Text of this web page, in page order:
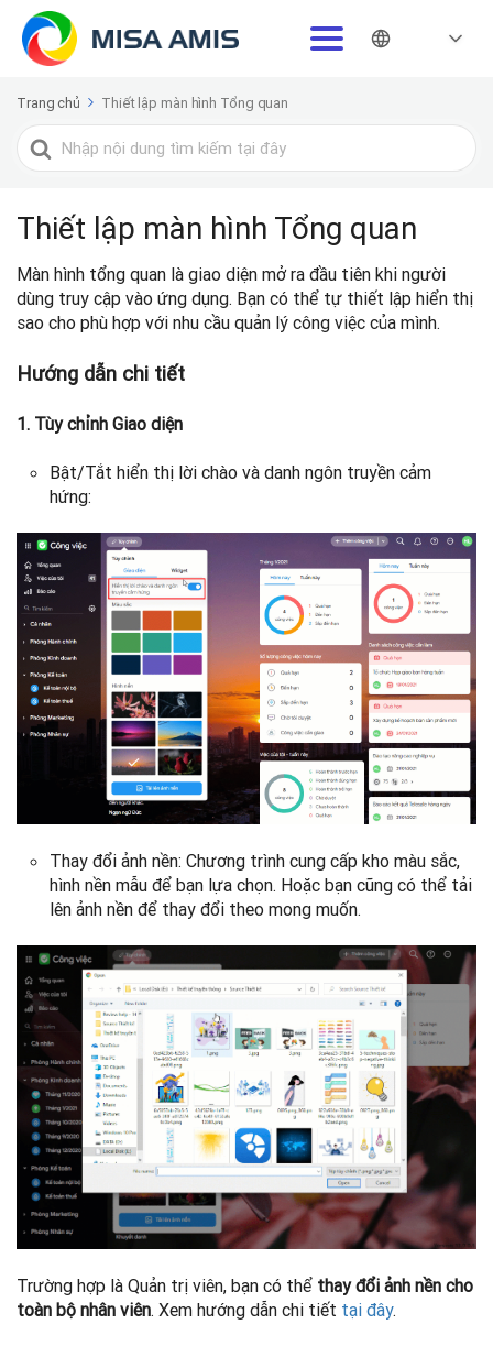
Trang chủ Thiết lập màn hình Tổng quan
Tìm
kiếm
Thiết lập màn hình Tổng quan
Màn hình tổng quan là giao diện mở ra đầu tiên khi người
dùng truy cập vào ứng dụng. Bạn có thể tự thiết lập hiển thị
sao cho phù hợp với nhu cầu quản lý công việc của mình.
Hướng dẫn chi tiết
1. Tùy chỉnh Giao diện
Bật/Tắt hiển thị lời chào và danh ngôn truyền cảm
hứng:
Thay đổi ảnh nền: Chương trình cung cấp kho màu sắc,
hình nền mẫu để bạn lựa chọn. Hoặc bạn cũng có thể tải
lên ảnh nền để thay đổi theo mong muốn.
Trường hợp là Quản trị viên, bạn có thể thay đổi ảnh nền cho
toàn bộ nhân viên. Xem hướng dẫn chi tiết tại đây.